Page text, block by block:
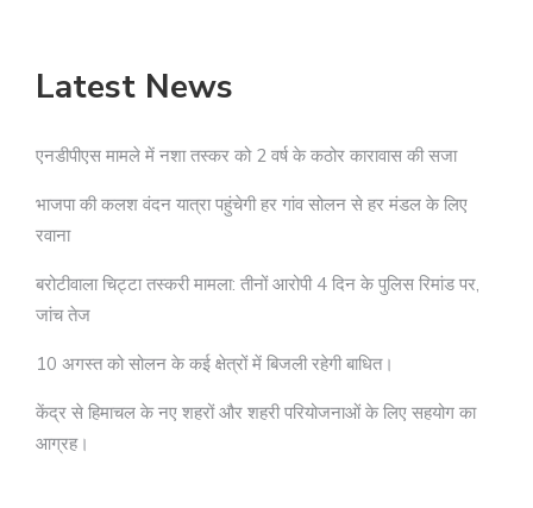
Latest News
एनडीपीएस मामले में नशा तस्कर को 2 वर्ष के कठोर कारावास की सजा
भाजपा की कलश वंदन यात्रा पहुंचेगी हर गांव सोलन से हर मंडल के लिए
रवाना
बरोटीवाला चिट्टा तस्करी मामला: तीनों आरोपी 4 दिन के पुलिस रिमांड पर,
जांच तेज
10 अगस्त को सोलन के कई क्षेत्रों में बिजली रहेगी बाधित।
केंद्र से हिमाचल के नए शहरों और शहरी परियोजनाओं के लिए सहयोग का
आग्रह।